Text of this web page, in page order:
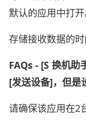
默认的应用中打开
存储接收数据的时
FAQs - [S 换机
[发送设备]，但是
请确保该应用在2